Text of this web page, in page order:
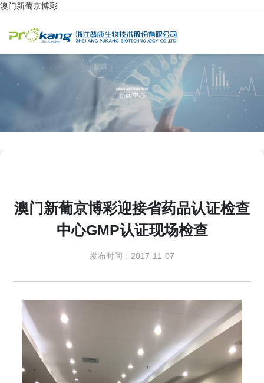
澳门新葡京博彩
澳门新葡京博彩迎接省药品认证检查
中心GMP认证现场检查
发布时间：2017-11-07